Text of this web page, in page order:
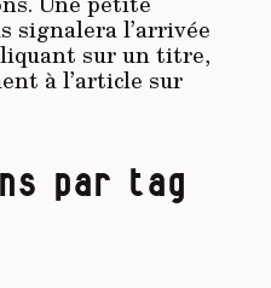
signalera l’arrivée
sur un titre,
à l’article sur
par tag